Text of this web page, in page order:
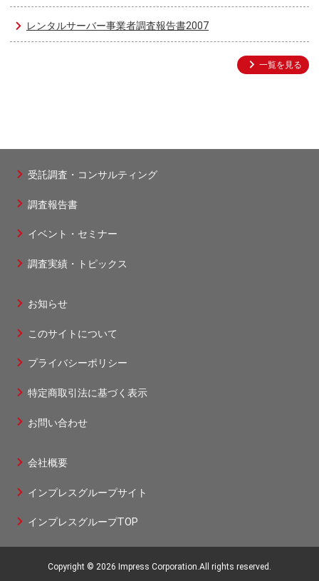
レンタルサーバー事業者調査報告書2007
一覧を見る
ッ
タ
1
受託調査・コンサルティング
調査報告書
イベント・セミナー
調査実績・トピックス
ッ
タ
2
お知らせ
このサイトについて
プライバシーポリシー
特定商取引法に基づく表示
お問い合わせ
ッ
タ
会社概要
インプレスグループサイト
インプレスグループTOP
Copyright © 2026 Impress Corporation.All rights reserved.